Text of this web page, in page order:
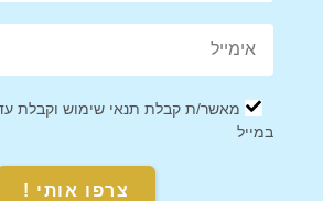
מאשר/ת קבלת תנאי שימוש וקבלת
במייל
צרפו אותי !